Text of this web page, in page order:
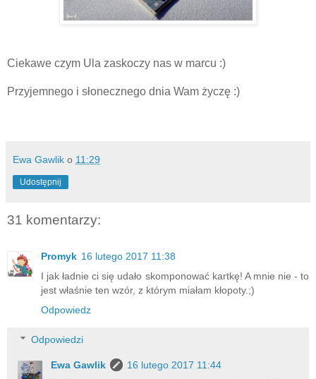
Ciekawe czym Ula zaskoczy nas w marcu :)
Przyjemnego i słonecznego dnia Wam życzę :)
Ewa Gawlik o 11:29
Udostępnij
31 komentarzy:
Promyk 16 lutego 2017 11:38
I jak ładnie ci się udało skomponować kartkę! A mnie nie - to
jest właśnie ten wzór, z którym miałam kłopoty.;)
Odpowiedz
Odpowiedzi
Ewa Gawlik
16 lutego 2017 11:44